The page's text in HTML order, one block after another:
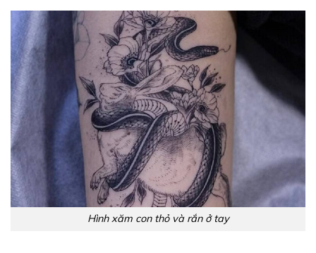
Hình xăm con thỏ và rắn ở tay